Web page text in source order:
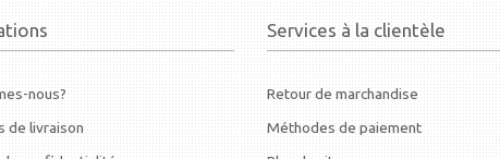
nous?
de livraison
Services à la clientèle
Retour de marchandise
Méthodes de paiement